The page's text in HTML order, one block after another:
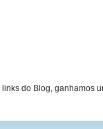
do Blog, ganhamos